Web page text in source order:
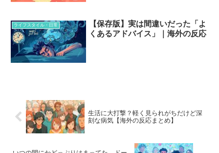
ライフスタイル・日常
【保存版】実は間違いだった「よ
くあるアドバイス」｜海外の反応
生活に大打撃？軽く見られがちだけど深
刻な病気【海外の反応まとめ】